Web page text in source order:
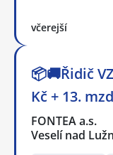
včerejší
📦🚚Řidič
Kč + 13.
FONTEA a.s.
Veselí nad